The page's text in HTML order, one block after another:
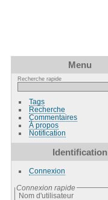
Menu
Recherche rapide
Tags
Recherche
Commentaires
À propos
Notification
Identification
Connexion
Connexion rapide
Nom d'utilisateur